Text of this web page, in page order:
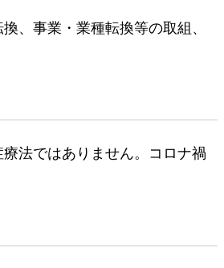
、事業・業種転換等の取組、
法ではありません。コロナ禍